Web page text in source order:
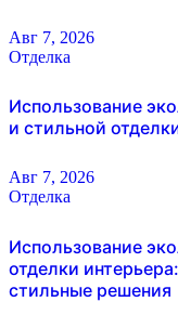
Авг 7, 2026
Отделка
Использование
и стильной
Авг 7, 2026
Отделка
Использование
отделки
стильные решения